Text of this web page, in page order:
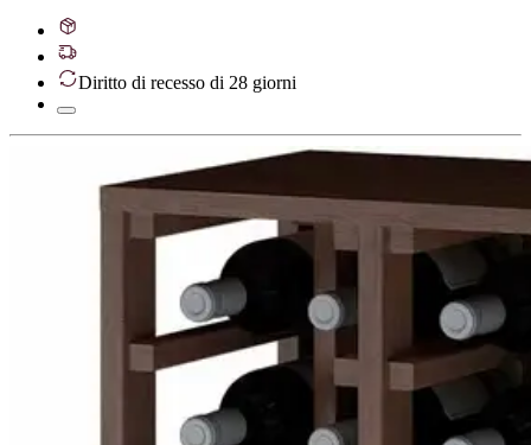
Diritto di recesso di 28 giorni